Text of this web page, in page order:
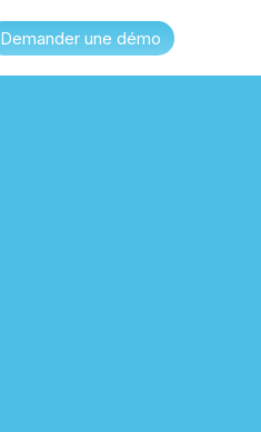
Demander une démo